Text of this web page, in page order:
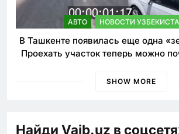
АВТО НОВОСТИ
В Ташкенте появилась еще одна
Проехать участок теперь можно
SHOW MORE
Найди Vaib.uz в